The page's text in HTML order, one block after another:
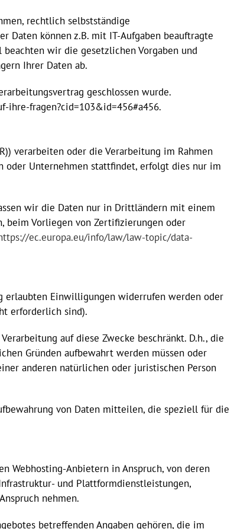
rechtlich selbstständige
Daten können z.B. mit IT-Aufgaben beauftragte
wir die gesetzlichen Vorgaben und
Ihrer Daten ab.
geschlossen wurde.
ihre-fragen?cid=103&id=456#a456.
verarbeiten oder die Verarbeitung im Rahmen
oder Unternehmen stattfindet, erfolgt dies nur im
wir die Daten nur in Drittländern mit einem
beim Vorliegen von Zertifizierungen oder
ec.europa.eu/info/law/law-topic/data-
erlaubten Einwilligungen widerrufen werden oder
erforderlich sind).
auf diese Zwecke beschränkt. D.h., die
Gründen aufbewahrt werden müssen oder
anderen natürlichen oder juristischen Person
von Daten mitteilen, die speziell für die
Webhosting-Anbietern in Anspruch, von deren
und Plattformdienstleistungen,
nehmen.
betreffenden Angaben gehören, die im